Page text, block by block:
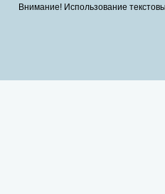
Внимание! Использование